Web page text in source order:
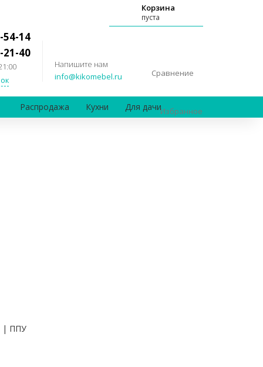
54-14
21-40
Напишите нам
info@kikomebel.ru
Сравнение
Избранное
Корзина
пуста
Распродажа Кухни Для дачи
| ППУ